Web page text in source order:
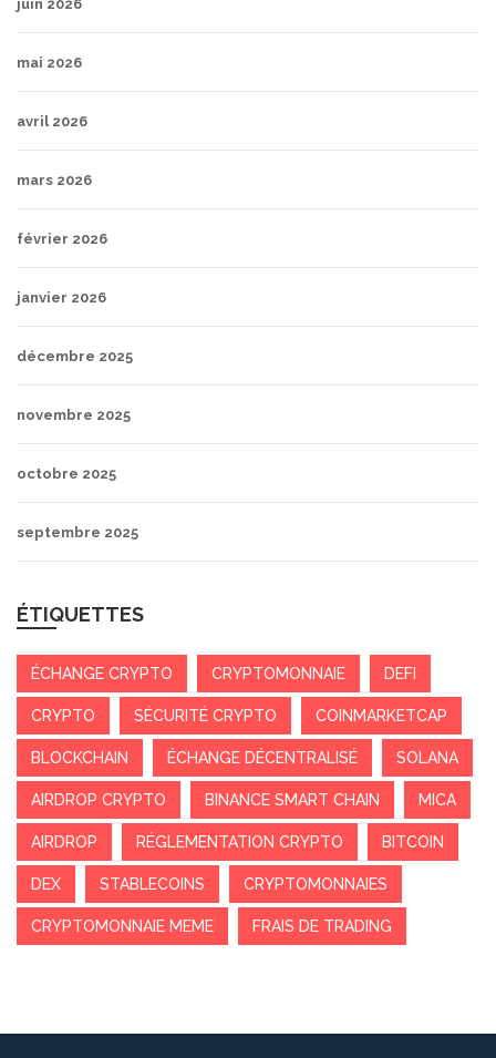
juin 2026
mai 2026
avril 2026
mars 2026
février 2026
janvier 2026
décembre 2025
novembre 2025
octobre 2025
septembre 2025
ÉTIQUETTES
ÉCHANGE CRYPTO CRYPTOMONNAIE DEFI
CRYPTO SÉCURITÉ CRYPTO COINMARKETCAP
BLOCKCHAIN ÉCHANGE DÉCENTRALISÉ SOLANA
AIRDROP CRYPTO BINANCE SMART CHAIN MICA
AIRDROP RÉGLEMENTATION CRYPTO BITCOIN
DEX STABLECOINS CRYPTOMONNAIES
CRYPTOMONNAIE MEME FRAIS DE TRADING